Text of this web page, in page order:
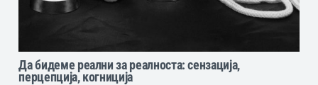
Да бидеме реални за реалноста: сензација,
перцепција, когниција